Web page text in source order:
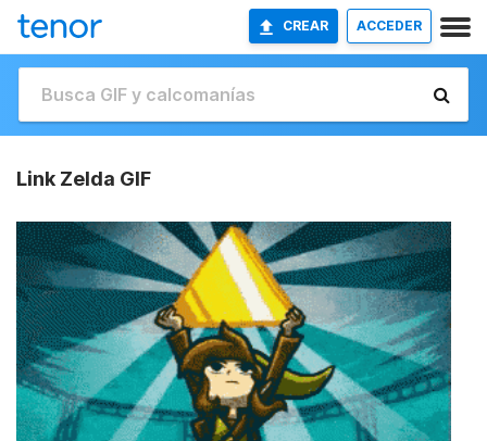
CREAR ACCEDER
Link Zelda GIF